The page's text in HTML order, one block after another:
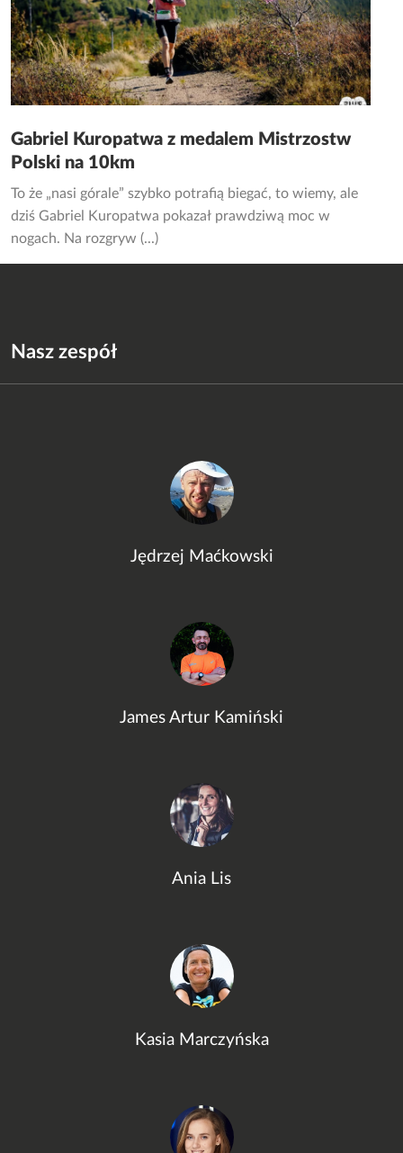
Gabriel Kuropatwa z medalem Mistrzostw
Polski na 10km
To że „nasi górale” szybko potrafią biegać, to wiemy, ale
dziś Gabriel Kuropatwa pokazał prawdziwą moc w
nogach. Na rozgryw (...)
Nasz zespół
Jędrzej Maćkowski
James Artur Kamiński
Ania Lis
Kasia Marczyńska